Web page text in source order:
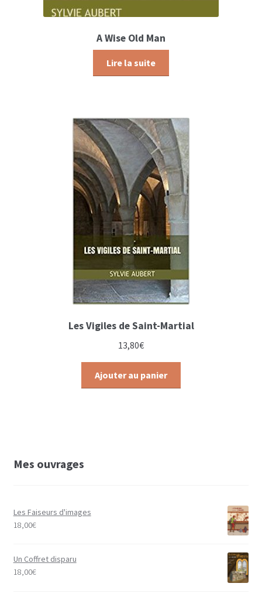
A Wise Old Man
Lire la suite
Les Vigiles de Saint-Martial
13,80€
Ajouter au panier
Mes ouvrages
Les Faiseurs d'images
18,00€
Un Coffret disparu
18,00€